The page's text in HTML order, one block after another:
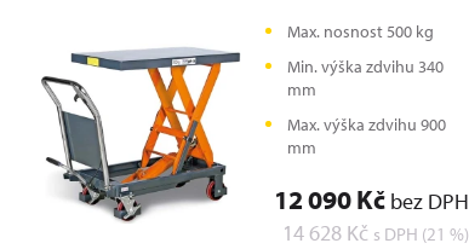
Max. nosnost 500 kg
Min. výška zdvihu 340
mm
Max. výška zdvihu 900
mm
12 090 Kč bez DPH
14 628 Kč s DPH (21 %)